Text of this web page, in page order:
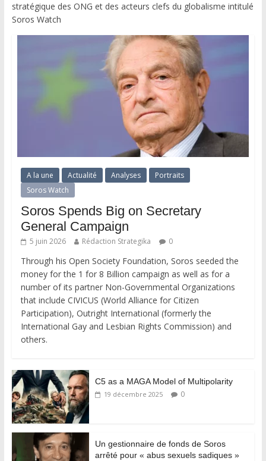
stratégique des ONG et des acteurs clefs du globalisme intitulé
Soros Watch
A la une Actualité Analyses
Portraits
Soros Watch
Soros Spends Big on Secretary
General Campaign
5 juin 2026 Rédaction Strategika 0
Through his Open Society Foundation, Soros seeded the
money for the 1 for 8 Billion campaign as well as for a
number of its partner Non-Governmental Organizations
that include CIVICUS (World Alliance for Citizen
Participation), Outright International (formerly the
International Gay and Lesbian Rights Commission) and
others.
C5 as a MAGA Model of Multipolarity
19 décembre 2025 0
Un gestionnaire de fonds de Soros
arrêté pour « abus sexuels sadiques »